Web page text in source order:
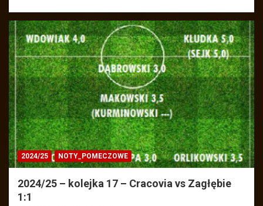
2024/25 NOTY_POMECZOWE
2024/25 – kolejka 17 – Cracovia vs Zagłębie
1:1